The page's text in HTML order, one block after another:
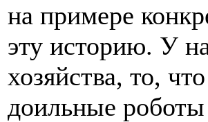
на примере
эту историю. У
хозяйства, то,
доильные